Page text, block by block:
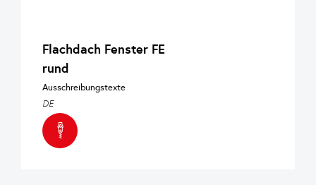
Flachdach Fenster FE
rund
Ausschreibungstexte
DE